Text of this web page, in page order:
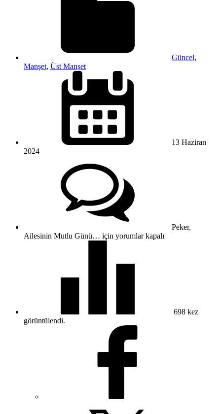
Güncel,
Manşet, Üst Manşet
13 Haziran
2024
Peker,
Ailesinin Mutlu Günü… için yorumlar kapalı
698 kez
görüntülendi.